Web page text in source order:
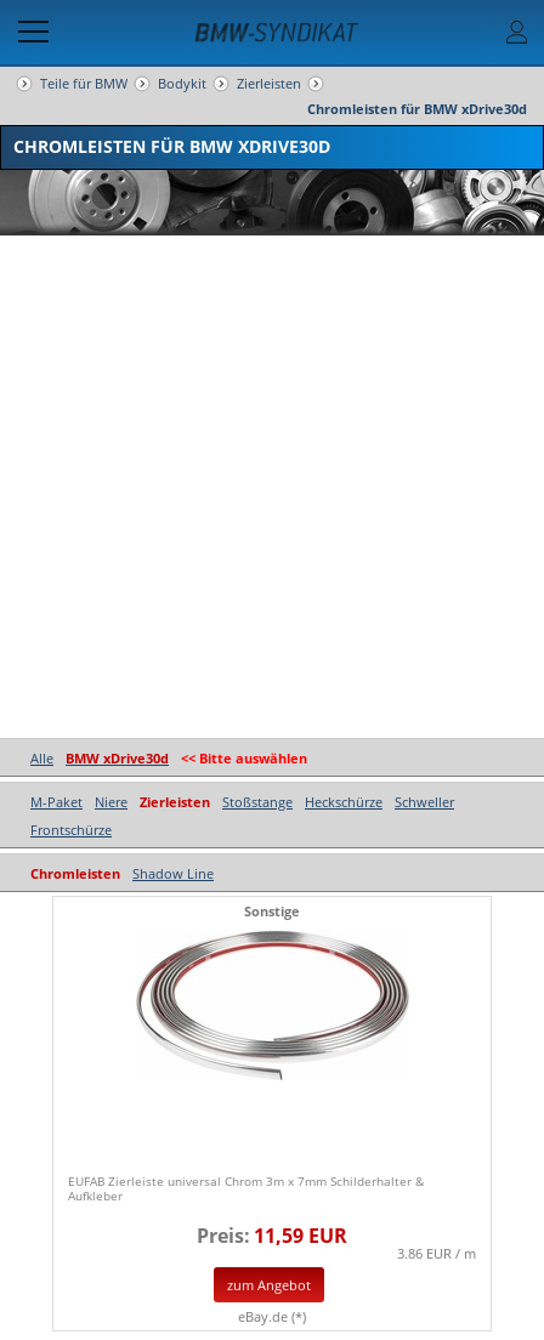
Teile für BMW Bodykit
Zierleisten
Chromleisten für BMW xDrive30d
CHROMLEISTEN FÜR BMW XDRIVE30D
Alle BMW xDrive30d << Bitte auswählen
M-Paket Niere Zierleisten Stoßstange Heckschürze
Schweller
Frontschürze
Chromleisten Shadow Line
Sonstige
EUFAB Zierleiste universal Chrom 3m x 7mm Schilderhalter &
Aufkleber
Preis: 11,59 EUR
3.86 EUR / m
zum Angebot
eBay.de (*)